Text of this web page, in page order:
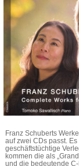
Franz Schuberts
auf zwei CDs passt.
geschäftstüchtige
kommen die als
und die bedeutende